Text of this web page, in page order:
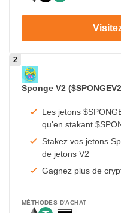
Sponge V2
Les jetons
qu'en stakant
Stakez vos jetons
de jetons V2
Gagnez plus de
MÉTHODES D'ACHAT